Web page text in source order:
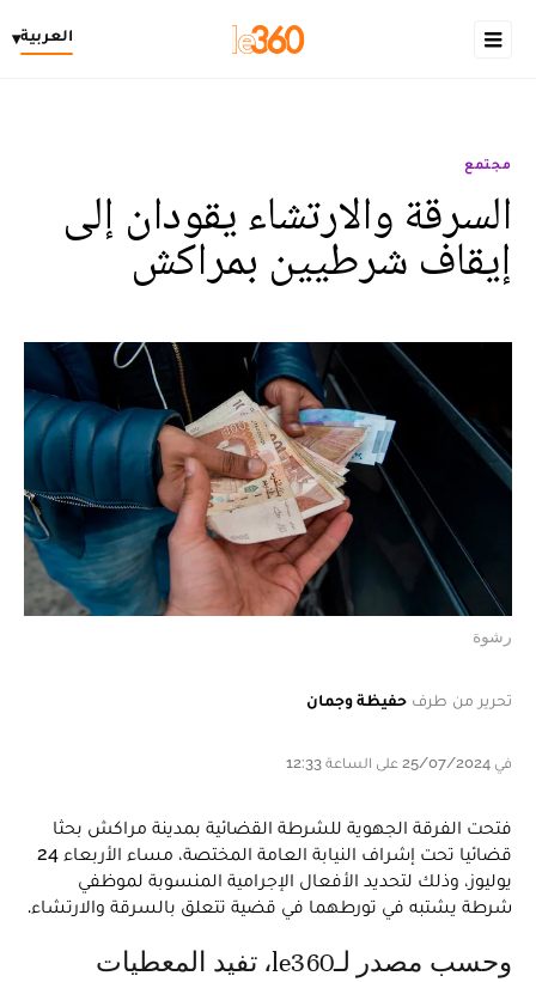
العربية▾
مجتمع
السرقة والارتشاء يقودان إلى
إيقاف شرطيين بمراكش
رشوة
تحرير من طرف حفيظة وجمان
في 25/07/2024 على الساعة 12:33
فتحت الفرقة الجهوية للشرطة القضائية بمدينة مراكش بحثا
قضائيا تحت إشراف النيابة العامة المختصة، مساء الأربعاء 24
يوليوز، وذلك لتحديد الأفعال الإجرامية المنسوبة لموظفي
شرطة يشتبه في تورطهما في قضية تتعلق بالسرقة والارتشاء.
وحسب مصدر لـle360، تفيد المعطيات